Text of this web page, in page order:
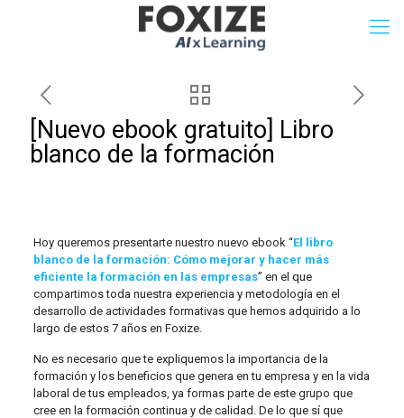
[Nuevo ebook gratuito] Libro
blanco de la formación
Hoy queremos presentarte nuestro nuevo ebook “El libro
blanco de la formación: Cómo mejorar y hacer más
eficiente la formación en las empresas” en el que
compartimos toda nuestra experiencia y metodología en el
desarrollo de actividades formativas que hemos adquirido a lo
largo de estos 7 años en Foxize.
No es necesario que te expliquemos la importancia de la
formación y los beneficios que genera en tu empresa y en la vida
laboral de tus empleados, ya formas parte de este grupo que
cree en la formación continua y de calidad. De lo que sí que